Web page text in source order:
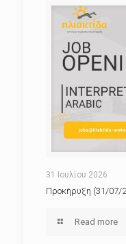
31 Ιουλίου 2026
Προκήρυξη (31/07/
Read more